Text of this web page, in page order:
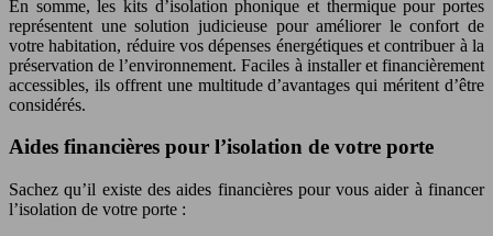
En somme, les kits d’isolation phonique et thermique pour portes
représentent une solution judicieuse pour améliorer le confort de
votre habitation, réduire vos dépenses énergétiques et contribuer à la
préservation de l’environnement. Faciles à installer et financièrement
accessibles, ils offrent une multitude d’avantages qui méritent d’être
considérés.
Aides financières pour l’isolation de votre porte
Sachez qu’il existe des aides financières pour vous aider à financer
l’isolation de votre porte :